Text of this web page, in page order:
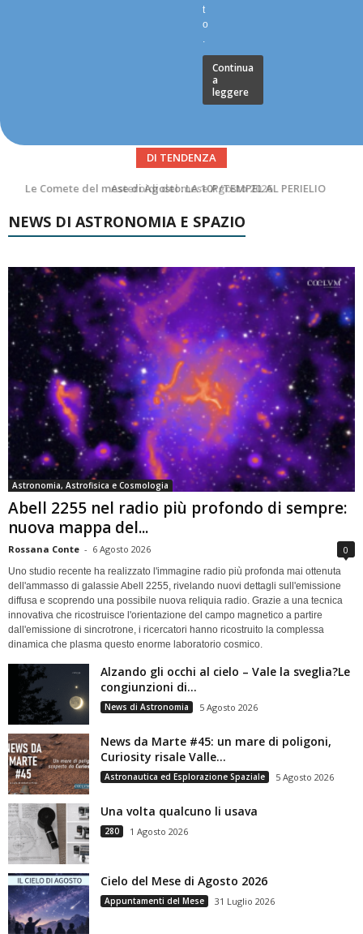
t
o
.
Continua
a
leggere
DI TENDENZA
Asteroidi del mese Agosto 2026
NEWS DI ASTRONOMIA E SPAZIO
Astronomia, Astrofisica e Cosmologia
Abell 2255 nel radio più profondo di sempre:
nuova mappa del...
Rossana Conte - 6 Agosto 2026 0
Uno studio recente ha realizzato l'immagine radio più profonda mai ottenuta
dell'ammasso di galassie Abell 2255, rivelando nuovi dettagli sull'emissione
diffusa e scoprendo una possibile nuova reliquia radio. Grazie a una tecnica
innovativa che ricostruisce l'orientazione del campo magnetico a partire
dall'emissione di sincrotrone, i ricercatori hanno ricostruito la complessa
dinamica che plasma questo enorme laboratorio cosmico.
Alzando gli occhi al cielo – Vale la sveglia?Le
congiunzioni di...
News di Astronomia 5 Agosto 2026
News da Marte #45: un mare di poligoni,
Curiosity risale Valle...
Astronautica ed Esplorazione Spaziale 5 Agosto 2026
Una volta qualcuno li usava
280 1 Agosto 2026
Cielo del Mese di Agosto 2026
Appuntamenti del Mese 31 Luglio 2026